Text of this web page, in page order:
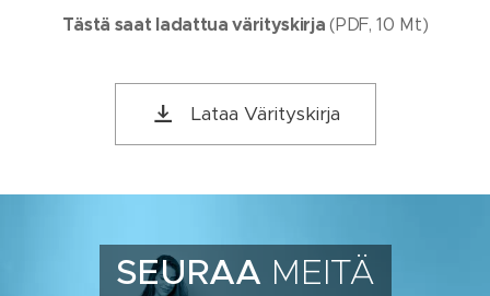
Tästä saat ladattua värityskirja(PDF, 10 Mt)
Lataa Värityskirja
SEURAA MEITÄ